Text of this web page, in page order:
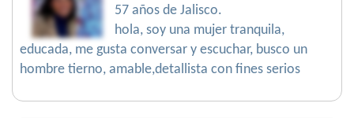
57 años de Jalisco.
hola, soy una mujer tranquila,
educada, me gusta conversar y escuchar, busco un
hombre tierno, amable,detallista con fines serios